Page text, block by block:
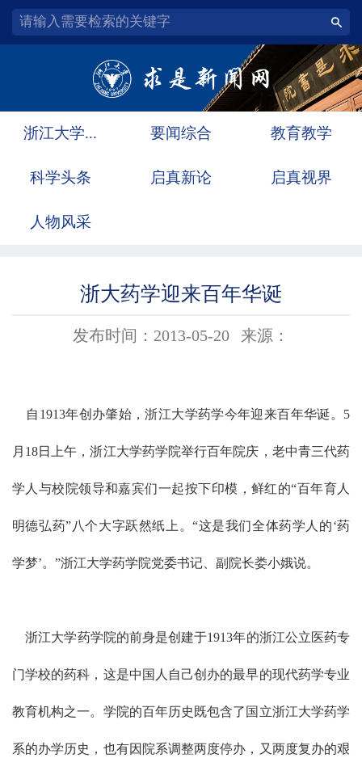
浙江大学... 要闻综合 教育教学
科学头条 启真新论 启真视界
人物风采
浙大药学迎来百年华诞
发布时间：2013-05-20 来源：
自1913年创办肇始，浙江大学药学今年迎来百年华诞。5
月18日上午，浙江大学药学院举行百年院庆，老中青三代药
学人与校院领导和嘉宾们一起按下印模，鲜红的“百年育人
明德弘药”八个大字跃然纸上。“这是我们全体药学人的‘药
学梦’。”浙江大学药学院党委书记、副院长娄小娥说。
浙江大学药学院的前身是创建于1913年的浙江公立医药专
门学校的药科，这是中国人自己创办的最早的现代药学专业
教育机构之一。学院的百年历史既包含了国立浙江大学药学
系的办学历史，也有因院系调整两度停办，又两度复办的艰